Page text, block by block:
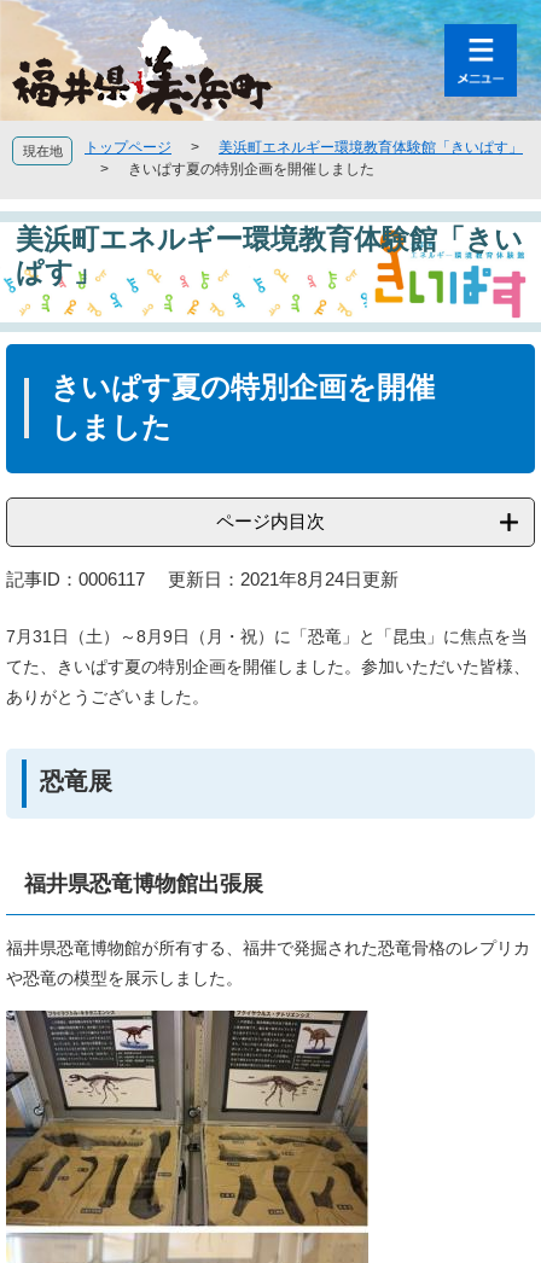
の
頭
で
。
ー
飛
ば
て
へ
現在地 トップページ >
美浜町エネルギー環境教育体験館「きいぱす」
>
きいぱす夏の特別企画を開催しました
美浜町エネルギー環境教育体験館「きい
ぱす」
きいぱす夏の特別企画を開催
しました
ページ内目次
記事ID：0006117 更新日：2021年8月24日更新
7月31日（土）～8月9日（月・祝）に「恐竜」と「昆虫」に焦点を当
てた、きいぱす夏の特別企画を開催しました。参加いただいた皆様、
ありがとうございました。
恐竜展
福井県恐竜博物館出張展
福井県恐竜博物館が所有する、福井で発掘された恐竜骨格のレプリカ
や恐竜の模型を展示しました。